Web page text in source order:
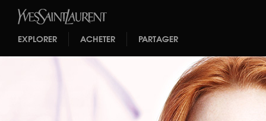
EXPLORER ACHETER PARTAGER